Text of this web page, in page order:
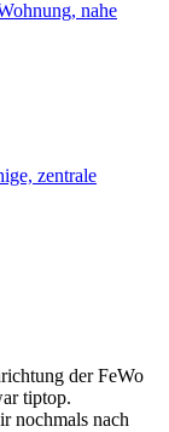
nahe
zentrale
der FeWo
tiptop.
nochmals nach